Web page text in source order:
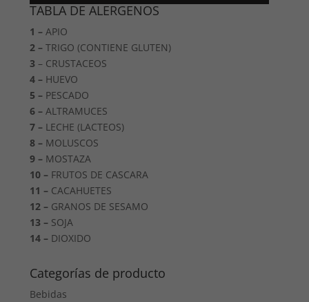
TABLA DE ALERGENOS
1 – APIO
2 – TRIGO (CONTIENE GLUTEN)
3 – CRUSTACEOS
4 – HUEVO
5 – PESCADO
6 – ALTRAMUCES
7 – LECHE (LACTEOS)
8 – MOLUSCOS
9 – MOSTAZA
10 – FRUTOS DE CASCARA
11 – CACAHUETES
12 – GRANOS DE SESAMO
13 – SOJA
14 – DIOXIDO
Categorías de producto
Bebidas